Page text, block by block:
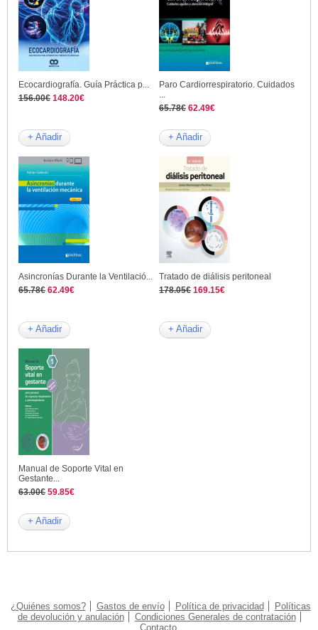
Ecocardiografía. Guía Práctica p...
156.00€ 148.20€
+ Añadir
Paro Cardiorrespiratorio. Cuidados
...
65.78€ 62.49€
+ Añadir
Asincronías Durante la Ventilació...
65.78€ 62.49€
+ Añadir
Tratado de diálisis peritoneal
178.05€ 169.15€
+ Añadir
Manual de Soporte Vital en
Gestante...
63.00€ 59.85€
+ Añadir
¿Quiénes somos? Gastos de envío Política de privacidad
Políticas
de devolución y anulación
Condiciones Generales de contratación
Contacto